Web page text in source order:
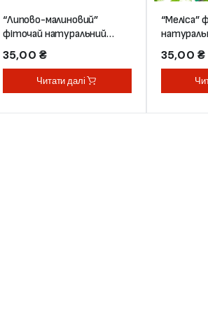
“Липово-малиновий”
фіточай натуральний
дитячий
35,00 ₴
Читати далі
“Меліса”
35,00 ₴